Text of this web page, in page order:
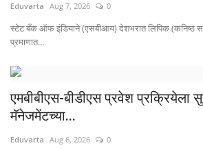
Eduvarta Aug 7, 2026 0
स्टेट बँक ऑफ इंडियाने (एसबीआय) देशभरात लिपिक (कनिष्ठ
प्रमाणात...
एमबीबीएस-बीडीएस प्रवेश प्रक्रियेला
मॅनेजमेंटच्या...
Eduvarta Aug 6, 2026 0